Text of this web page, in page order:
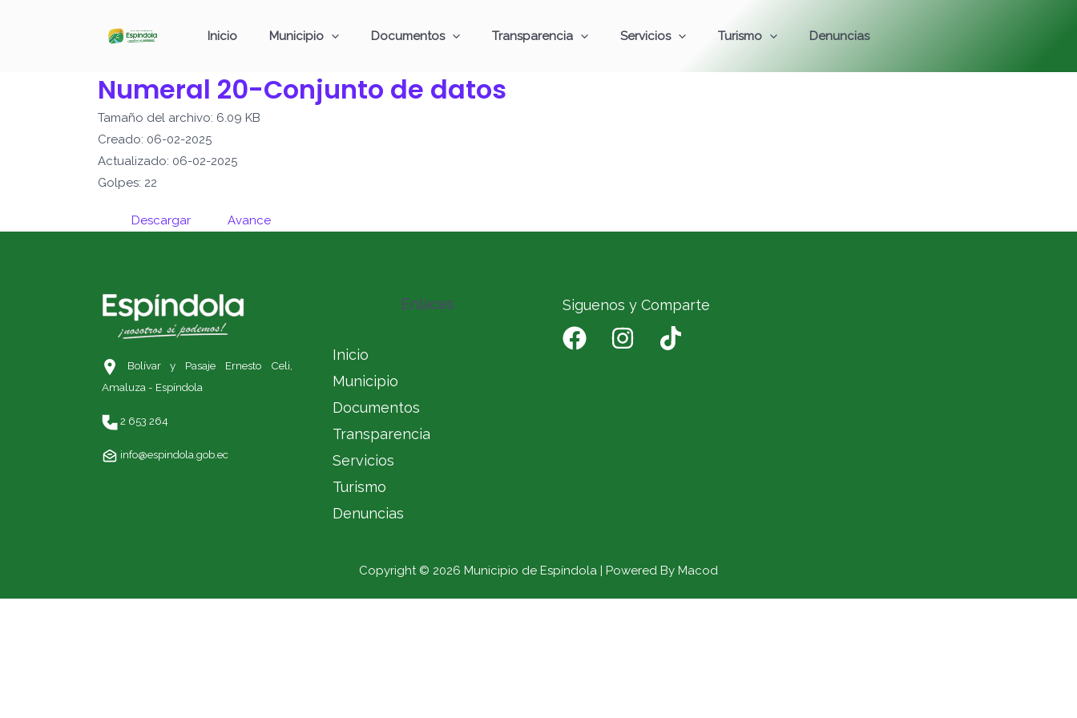
Inicio Municipio Documentos Transparencia Servicios Turismo Denuncias
Numeral 20-Conjunto de datos
Tamaño del archivo: 6.09 KB
Creado: 06-02-2025
Actualizado: 06-02-2025
Golpes: 22
Descargar Avance
Bolívar y Pasaje Ernesto Celi,
Amaluza - Espíndola
2 653 264
info@espindola.gob.ec
Enlaces
Inicio
Municipio
Documentos
Transparencia
Servicios
Turismo
Denuncias
Siguenos y Comparte
Copyright © 2026 Municipio de Espíndola | Powered By Macod